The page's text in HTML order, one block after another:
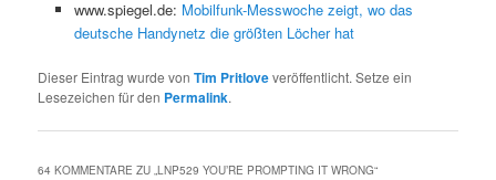
www.spiegel.de: Mobilfunk-Messwoche zeigt, wo das
deutsche Handynetz die größten Löcher hat
Dieser Eintrag wurde vonTim Pritloveveröffentlicht. Setze ein
Lesezeichen für den Permalink.
64 KOMMENTARE ZU „LNP529 YOU’RE PROMPTING IT WRONG“